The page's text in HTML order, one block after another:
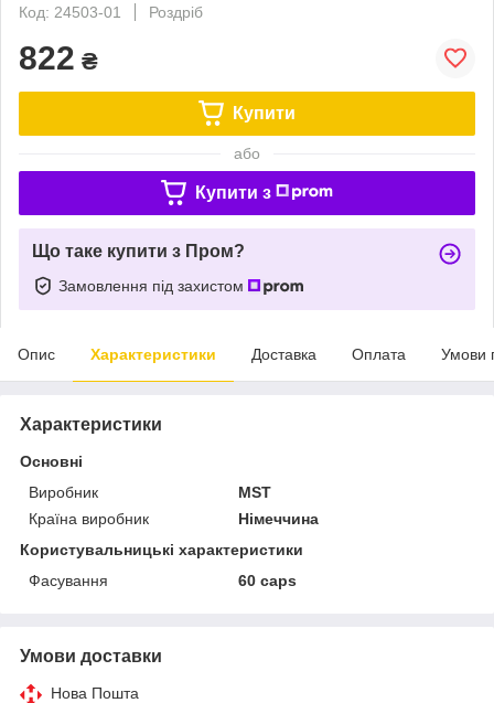
Код: 24503-01
Роздріб
822 ₴
Купити
або
Купити з
Що таке купити з Пром?
Замовлення під захистом
Опис Характеристики Доставка Оплата Умови
Характеристики
Основні
Виробник
MST
Країна виробник
Німеччина
Користувальницькі характеристики
Фасування
60 caps
Умови доставки
Нова Пошта